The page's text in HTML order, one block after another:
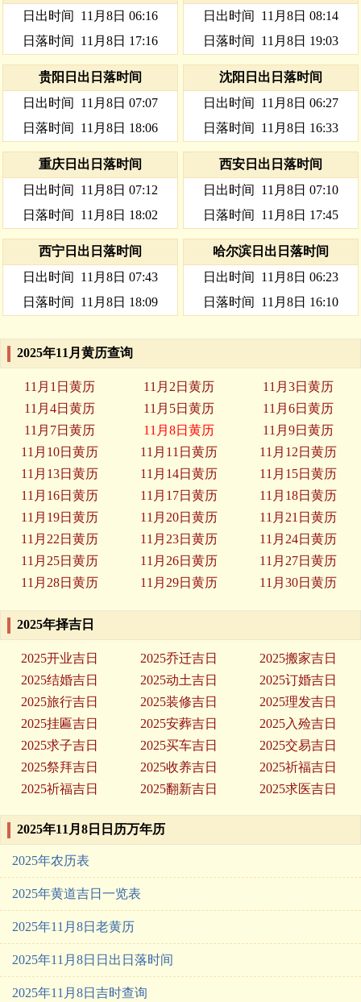
日出时间
11月8日 06:16
日落时间
11月8日 17:16
日出时间
11月8日 08:14
日落时间
11月8日 19:03
贵阳日出日落时间
日出时间
11月8日 07:07
日落时间
11月8日 18:06
沈阳日出日落时间
日出时间
11月8日 06:27
日落时间
11月8日 16:33
重庆日出日落时间
日出时间
11月8日 07:12
日落时间
11月8日 18:02
西安日出日落时间
日出时间
11月8日 07:10
日落时间
11月8日 17:45
西宁日出日落时间
日出时间
11月8日 07:43
日落时间
11月8日 18:09
哈尔滨日出日落时间
日出时间
11月8日 06:23
日落时间
11月8日 16:10
2025年11月黄历查询
11月1日黄历 11月2日黄历
11月3日黄历
11月4日黄历
11月5日黄历
11月6日黄历
11月7日黄历
11月8日黄历
11月9日黄历
11月10日黄历
11月11日黄历
11月12日黄历
11月13日黄历
11月14日黄历
11月15日黄历
11月16日黄历
11月17日黄历
11月18日黄历
11月19日黄历
11月20日黄历
11月21日黄历
11月22日黄历
11月23日黄历
11月24日黄历
11月25日黄历
11月26日黄历
11月27日黄历
11月28日黄历
11月29日黄历 11月30日黄历
2025年择吉日
2025开业吉日 2025乔迁吉日
2025搬家吉日
2025结婚吉日
2025动土吉日
2025订婚吉日
2025旅行吉日
2025装修吉日
2025理发吉日
2025挂匾吉日
2025安葬吉日
2025入殓吉日
2025求子吉日
2025买车吉日
2025交易吉日
2025祭拜吉日
2025收养吉日
2025祈福吉日
2025祈福吉日
2025翻新吉日 2025求医吉日
2025年11月8日日历万年历
2025年农历表
2025年黄道吉日一览表
2025年11月8日老黄历
2025年11月8日日出日落时间
2025年11月8日吉时查询